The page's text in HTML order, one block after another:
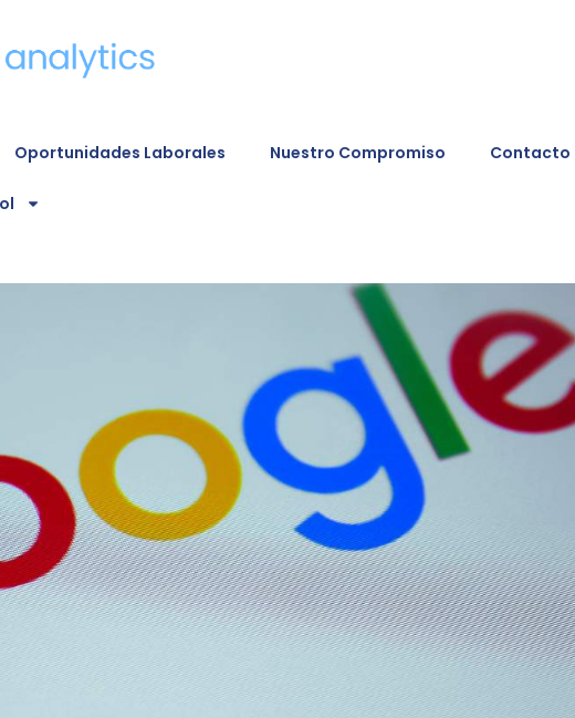
Oportunidades Laborales Nuestro Compromiso Contacto